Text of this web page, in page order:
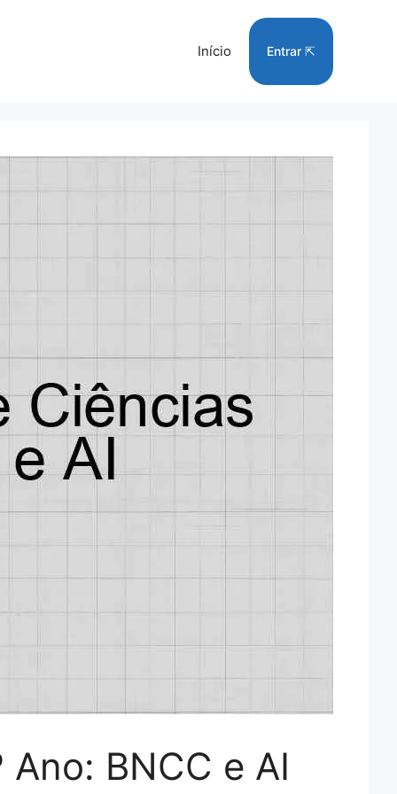
Início Entrar ⇱
BNCC e AI